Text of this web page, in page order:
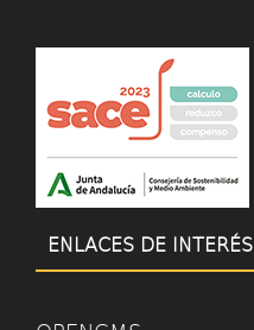
ENLACES DE INTERÉS